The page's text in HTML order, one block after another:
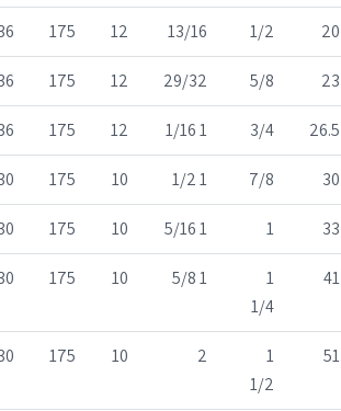
20
1/2
13/16
12
175
23
5/8
29/32
12
175
26.5
3/4
1 1/16
12
175
30
7/8
1 1/2
10
175
33
1
1 5/16
10
175
41
1
1/4
1 5/8
10
175
51
1
1/2
2
10
175